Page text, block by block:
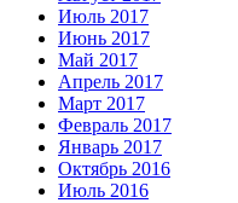
Июль 2017
Июнь 2017
Май 2017
Апрель 2017
Март 2017
Февраль 2017
Январь 2017
Октябрь 2016
Июль 2016